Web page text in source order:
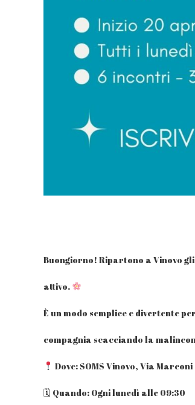
Buongiorno! Ripartono a Vinovo
attivo.
È un modo semplice e divertente
compagnia scacciando la
Dove: SOMS Vinovo, Via Marconi
🗓 Quando: Ogni lunedì alle 09:30